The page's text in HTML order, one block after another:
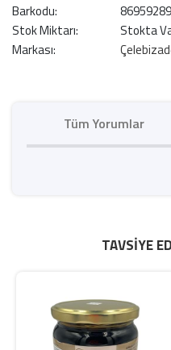
Barkodu:
Stok Miktarı:
Stokta
Markası:
Tüm Yorumlar
TAVSIYE